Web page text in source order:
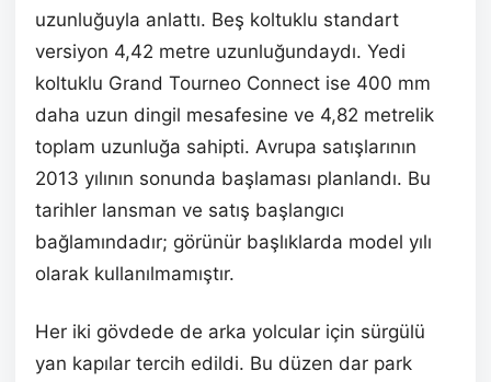
uzunluğuyla anlattı. Beş koltuklu standart
versiyon 4,42 metre uzunluğundaydı. Yedi
koltuklu Grand Tourneo Connect ise 400 mm
daha uzun dingil mesafesine ve 4,82 metrelik
toplam uzunluğa sahipti. Avrupa satışlarının
2013 yılının sonunda başlaması planlandı. Bu
tarihler lansman ve satış başlangıcı
bağlamındadır; görünür başlıklarda model yılı
olarak kullanılmamıştır.
Her iki gövdede de arka yolcular için sürgülü
yan kapılar tercih edildi. Bu düzen dar park